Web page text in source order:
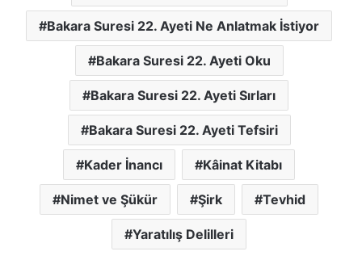
Bakara Suresi 22. Ayeti Ne Anlatmak İstiyor
Bakara Suresi 22. Ayeti Oku
Bakara Suresi 22. Ayeti Sırları
Bakara Suresi 22. Ayeti Tefsiri
Kader İnancı Kâinat Kitabı
Nimet ve Şükür Şirk Tevhid
Yaratılış Delilleri